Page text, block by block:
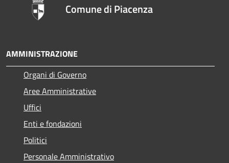
Comune di Piacenza
AMMINISTRAZIONE
Organi di Governo
Aree Amministrative
Uffici
Enti e fondazioni
Politici
Personale Amministrativo